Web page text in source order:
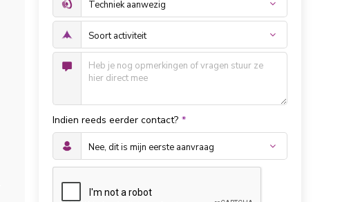
Indien reeds eerder contact? *